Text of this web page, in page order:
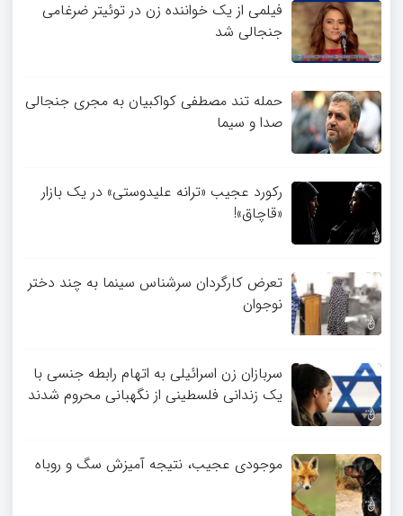
فیلمی از یک خواننده زن در توئیتر ضرغامی
جنجالی شد
حمله تند مصطفی کواکبیان به مجری جنجالی
صدا و سیما
رکورد عجیب «ترانه علیدوستی» در یک بازار
«قاچاق»!
تعرض کارگردان سرشناس سینما به چند دختر
نوجوان
سربازان زن اسرائیلی به اتهام رابطه جنسی با
یک زندانی فلسطینی از نگهبانی محروم شدند
موجودی عجیب، نتیجه آمیزش سگ و روباه